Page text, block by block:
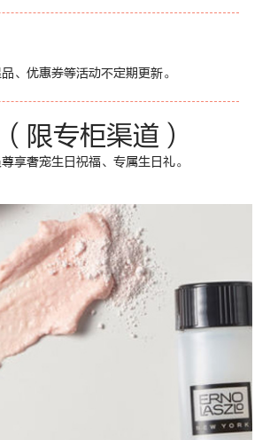
、优惠券等活动不定期更新。
限专柜渠道）
享奢宠生日祝福、专属生日礼。